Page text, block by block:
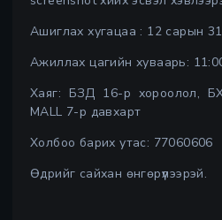
Ашиглах хугацаа : 12 сарын
Ажиллах цагийн хуваарь:
Хаяг: БЗД 16-р хороолол,
MALL 7-р давхарт
Холбоо барих утас: 77060606
Өдрийг сайхан өнгөрүүлээрэй.